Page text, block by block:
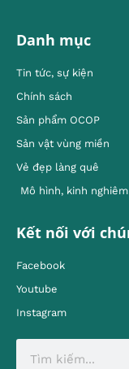
Danh mục
Tin tức, sự kiện
Chính sách
Sản phẩm OCOP
Sản vật vùng miền
Vẻ đẹp làng quê
Mô hình, kinh nghiêm
Kết nối với
Facebook
Youtube
Instagram